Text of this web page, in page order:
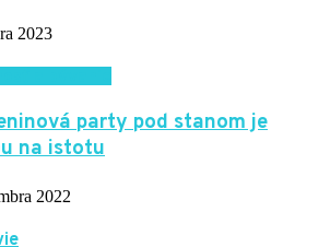
2023
party pod stanom je
na istotu
2022